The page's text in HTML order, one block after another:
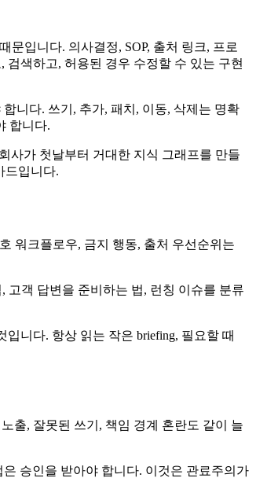
입니다. 의사결정, SOP, 출처 링크, 프로
검색하고, 허용된 경우 수정할 수 있는 구현
니다. 쓰기, 추가, 패치, 이동, 삭제는 명확
합니다.
사가 첫날부터 거대한 지식 그래프를 만들
드입니다.
워크플로우, 금지 행동, 출처 우선순위는
고객 답변을 준비하는 법, 런칭 이슈를 분류
니다. 항상 읽는 작은 briefing, 필요할 때
출, 잘못된 쓰기, 책임 경계 혼란도 같이 늘
은 승인을 받아야 합니다. 이것은 관료주의가